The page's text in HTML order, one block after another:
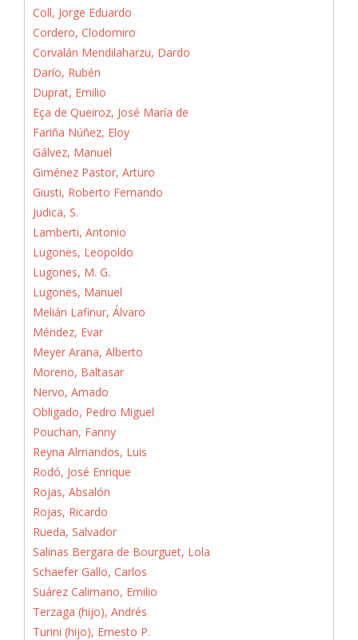
Coll, Jorge Eduardo
Cordero, Clodomiro
Corvalán Mendilaharzu, Dardo
Darío, Rubén
Duprat, Emilio
Eça de Queiroz, José María de
Fariña Núñez, Eloy
Gálvez, Manuel
Giménez Pastor, Arturo
Giusti, Roberto Fernando
Judica, S.
Lamberti, Antonio
Lugones, Leopoldo
Lugones, M. G.
Lugones, Manuel
Melián Lafinur, Álvaro
Méndez, Evar
Meyer Arana, Alberto
Moreno, Baltasar
Nervo, Amado
Obligado, Pedro Miguel
Pouchan, Fanny
Reyna Almandos, Luis
Rodó, José Enrique
Rojas, Absalón
Rojas, Ricardo
Rueda, Salvador
Salinas Bergara de Bourguet, Lola
Schaefer Gallo, Carlos
Suárez Calimano, Emilio
Terzaga (hijo), Andrés
Turini (hijo), Ernesto P.